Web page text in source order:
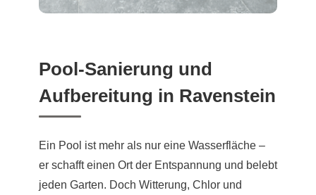
Pool-Sanierung und
Aufbereitung in Ravenstein
Ein Pool ist mehr als nur eine Wasserfläche –
er schafft einen Ort der Entspannung und belebt
jeden Garten. Doch Witterung, Chlor und